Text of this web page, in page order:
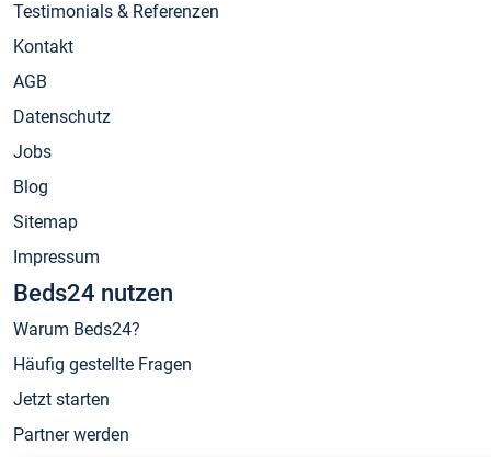
Testimonials & Referenzen
Kontakt
AGB
Datenschutz
Jobs
Blog
Sitemap
Impressum
Beds24 nutzen
Warum Beds24?
Häufig gestellte Fragen
Jetzt starten
Partner werden